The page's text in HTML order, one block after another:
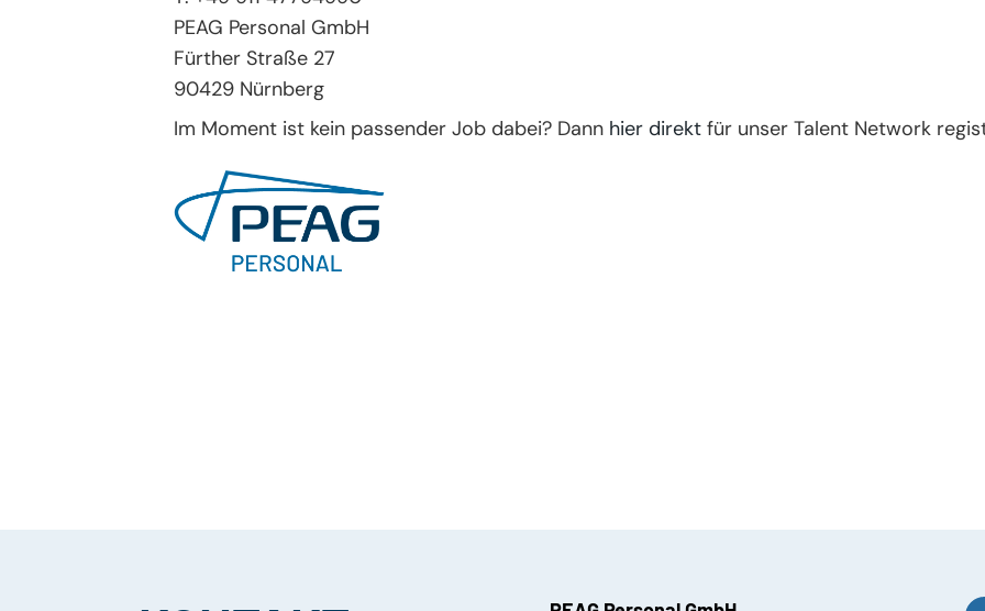
PEAG Personal GmbH
Fürther Straße 27
90429 Nürnberg
Im Moment ist kein passender Job dabei? Dann hier direkt für unser Talent Network